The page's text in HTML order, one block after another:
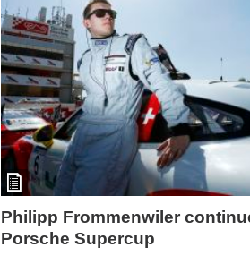
Philipp Frommenwiler
Porsche Supercup